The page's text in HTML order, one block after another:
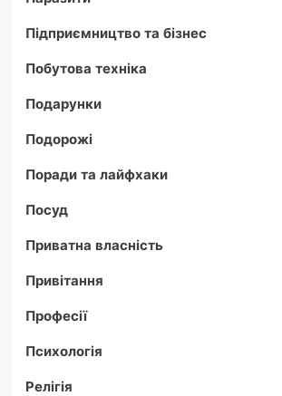
Підприємництво та бізнес
Побутова техніка
Подарунки
Подорожі
Поради та лайфхаки
Посуд
Приватна власність
Привітання
Професії
Психологія
Релігія